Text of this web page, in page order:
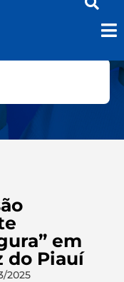
em
do Piauí
2025